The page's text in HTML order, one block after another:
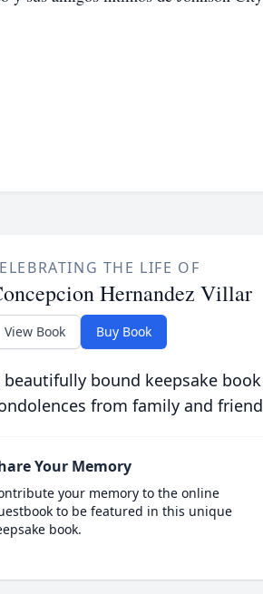
THE LIFE OF
Hernandez Villar
View Book Buy Book
beautifully bound keepsake
from family and
Your Memory
your memory to the online
to be featured in this unique
book.